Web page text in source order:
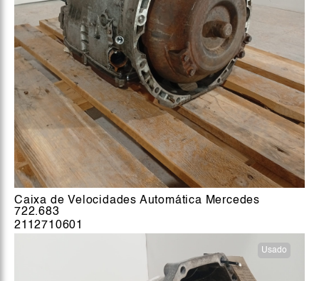
Caixa de Velocidades Automática Mercedes
722.683
2112710601
Usado